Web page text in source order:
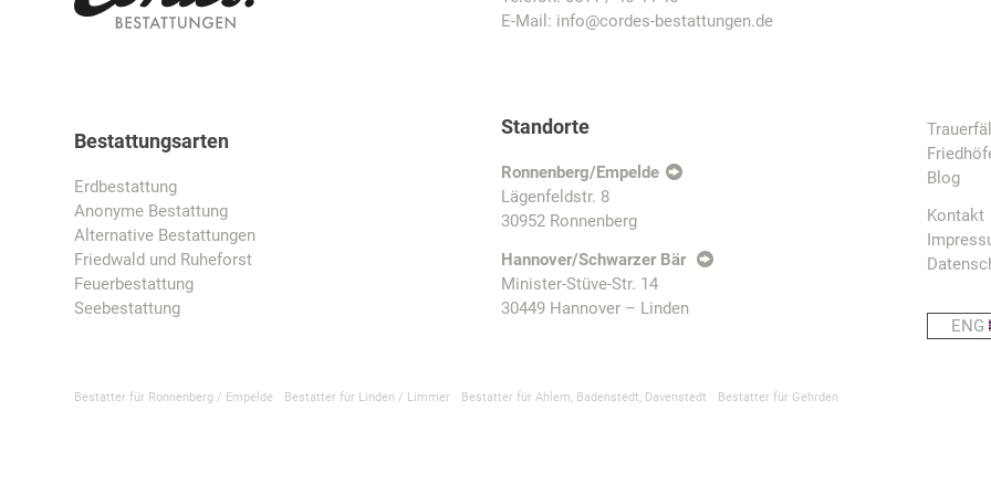
E-Mail: info@cordes-bestattungen.de
Bestattungsarten
Erdbestattung
Anonyme Bestattung
Alternative Bestattungen
Friedwald und Ruheforst
Feuerbestattung
Seebestattung
Standorte
Ronnenberg/Empelde
Lägenfeldstr. 8
30952 Ronnenberg
Hannover/Schwarzer Bär
Minister-Stüve-Str. 14
30449 Hannover – Linden
Blog
Kontakt
ENG
Bestatter für Ronnenberg / Empelde Bestatter für Linden / Limmer Bestatter für Ahlem, Badenstedt, Davenstedt Bestatter für Gehrden